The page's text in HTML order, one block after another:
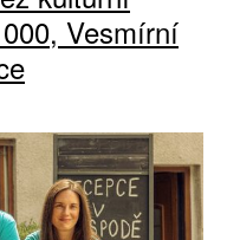
Vesmírní